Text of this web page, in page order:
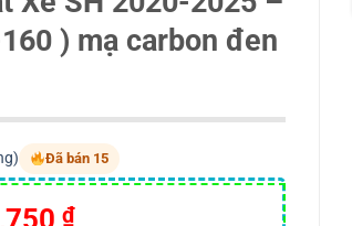
) mạ carbon đen
Đã bán 15
₫Giá